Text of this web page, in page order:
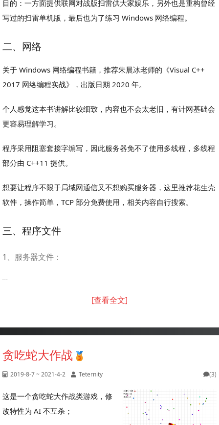
目的：一方面提供联网对战版扫雷供大家娱乐，另外也是重构曾经
写过的扫雷单机版，最后也为了练习 Windows 网络编程。
二、网络
关于 Windows 网络编程书籍，推荐朱晨冰老师的《Visual C++
2017 网络编程实战》，出版日期 2020 年。
个人感觉这本书讲解比较细致，内容也不会太老旧，有计网基础会
更容易理解学习。
程序采用阻塞套接字编写，因此服务器免不了使用多线程，多线程
部分由 C++11 提供。
想要让程序不限于局域网通信又不想购买服务器，这里推荐花生壳
软件，操作简单，TCP 部分免费使用，相关内容自行搜索。
三、程序文件
1、服务器文件：
...
[查看全文]
贪吃蛇大作战
2019-8-7 ~ 2021-4-2 Teternity (3)
这是一个贪吃蛇大作战类游戏，修
改特性为 AI 不互杀；